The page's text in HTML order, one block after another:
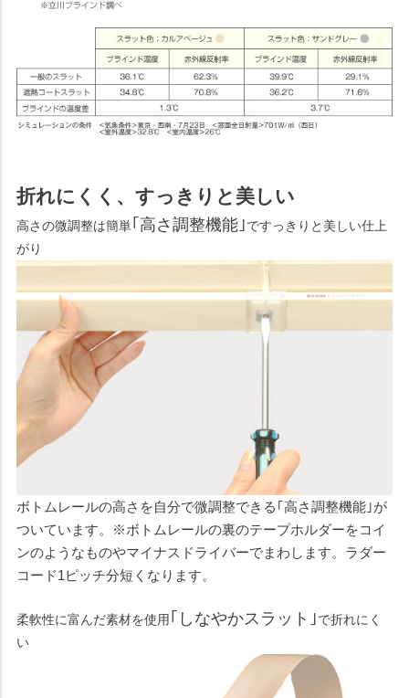
折れにくく、すっきりと美しい
高さの微調整は簡単｢高さ調整機能｣ですっきりと美しい仕上
がり
ボトムレールの高さを自分で微調整できる｢高さ調整機能｣が
ついています。※ボトムレールの裏のテープホルダーをコイ
ンのようなものやマイナスドライバーでまわします。ラダー
コード1ピッチ分短くなります。
柔軟性に富んだ素材を使用 ｢しなやかスラット｣で折れにく
い